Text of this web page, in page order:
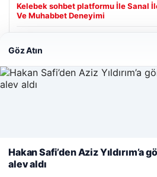
Kelebek sohbet platformu İle Sanal
Ve Muhabbet Deneyimi
Cengiz Sigorta
Web sitemizi nasıl kullandığınızı
kullanıyoruz. Çerez Politikamız
Reddet
Göz Atın
Hakan Safi’den Aziz Yıldırım’a
alev aldı